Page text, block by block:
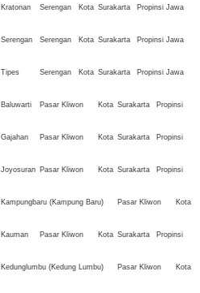
Kratonan Serengan Kota Surakarta
Propinsi Jawa
Serengan Serengan Kota Surakarta
Propinsi Jawa
Tipes Serengan Kota Surakarta
Propinsi Jawa
Baluwarti Pasar Kliwon Kota Surakarta
Propinsi
Gajahan Pasar Kliwon Kota Surakarta
Propinsi
Joyosuran Pasar Kliwon Kota Surakarta
Propinsi
Kampungbaru (Kampung Baru) Pasar Kliwon
Kota
Kauman Pasar Kliwon Kota Surakarta
Propinsi
Kedunglumbu (Kedung Lumbu) Pasar Kliwon
Kota